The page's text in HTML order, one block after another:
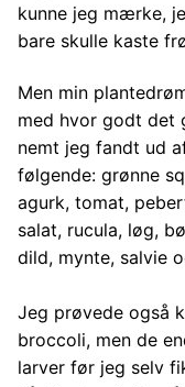
kunne jeg mærke,
bare skulle kaste
Men min
med hvor godt det
nemt jeg fandt ud
følgende: grønne
agurk, tomat,
salat, rucula, løg,
dild, mynte, salvie
Jeg prøvede også
broccoli, men de
larver før jeg selv